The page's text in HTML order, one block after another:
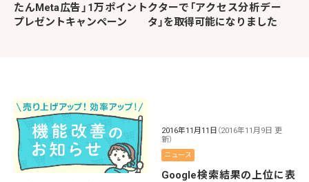
たんMeta広告」1万ポイント
プレゼントキャンペーン
クターで「アクセス分析デー
タ」を取得可能になりました
2016年11月11日 （2016年11月9日 更
新）
ニュース
Google検索結果の上位に表